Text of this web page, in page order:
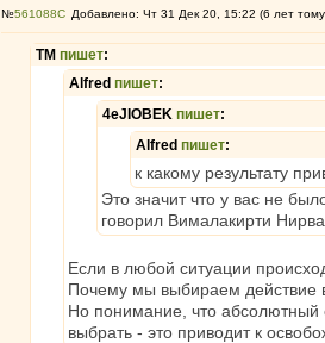
№561088 Добавлено: Чт 31 Дек 20, 15:22 (6 лет
ТМ пишет:
Alfred пишет:
4eJIOBEK пишет:
Alfred пишет:
к какому результату
Это значит что у вас не
говорил Вималакирти
Если в любой ситуации
Почему мы выбираем действие
Но понимание, что абсолютный
выбрать - это приводит к